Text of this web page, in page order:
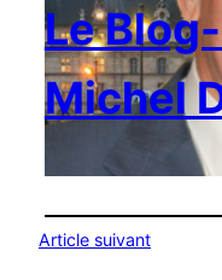
Le
Michel
Article suivant